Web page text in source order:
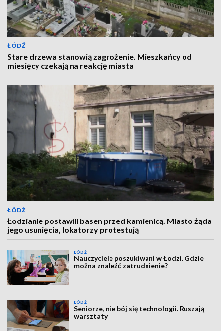
ŁÓDŹ
Stare drzewa stanowią zagrożenie. Mieszkańcy od
miesięcy czekają na reakcję miasta
ŁÓDŹ
Łodzianie postawili basen przed kamienicą. Miasto żąda
jego usunięcia, lokatorzy protestują
ŁÓDŹ
Nauczyciele poszukiwani w Łodzi. Gdzie
można znaleźć zatrudnienie?
ŁÓDŹ
Seniorze, nie bój się technologii. Ruszają
warsztaty